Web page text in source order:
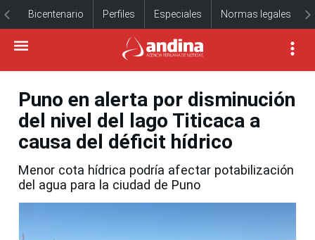
Bicentenario Perfiles Especiales Normas legales
Puno en alerta por disminución
del nivel del lago Titicaca a
causa del déficit hídrico
Menor cota hídrica podría afectar potabilización
del agua para la ciudad de Puno